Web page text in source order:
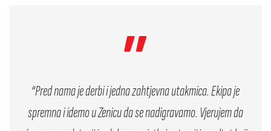
“Pred nama je derbi i jedna zahtjevna utakmica. Ekipa je
spremna i idemo u Zenicu da se nadigravamo. Vjerujem da